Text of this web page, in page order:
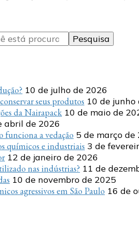
10 de julho de 2026
seus produtos 10 de junho
da Nairapack 10 de maio de
abril de 2026
funciona a vedação 5 de março de
químicos e industriais 3 de
12 de janeiro de 2026
nas indústrias? 11 de
10 de novembro de 2025
agressivos em São Paulo 16 de